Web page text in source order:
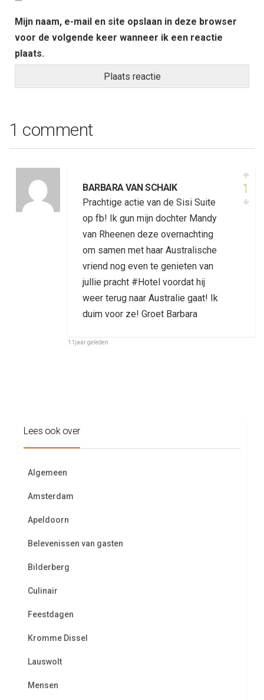
Mijn naam, e-mail en site opslaan in deze browser
voor de volgende keer wanneer ik een reactie
plaats.
1 comment
BARBARA VAN SCHAIK
Prachtige actie van de Sisi Suite
op fb! Ik gun mijn dochter Mandy
van Rheenen deze overnachting
om samen met haar Australische
vriend nog even te genieten van
jullie pracht #Hotel voordat hij
weer terug naar Australie gaat! Ik
duim voor ze! Groet Barbara
1
11jaar geleden
Lees ook over
Algemeen
Amsterdam
Apeldoorn
Belevenissen van gasten
Bilderberg
Culinair
Feestdagen
Kromme Dissel
Lauswolt
Mensen